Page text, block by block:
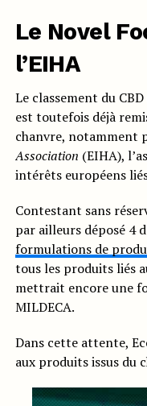
Le Novel
l’EIHA
Le classement du
est toutefois déjà
chanvre, notamment
Association (EIHA),
intérêts européens
Contestant sans
par ailleurs déposé 4
formulations de
tous les produits liés
mettrait encore une
MILDECA.
Dans cette attente,
aux produits issus du